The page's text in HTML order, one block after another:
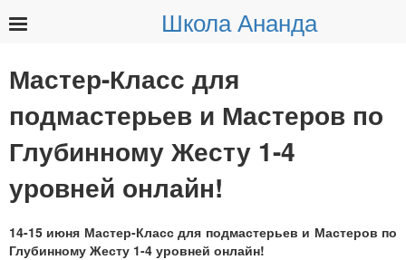
Школа Ананда
Мастер-Класс для
подмастерьев и Мастеров по
Глубинному Жесту 1-4
уровней онлайн!
14-15 июня Мастер-Класс для подмастерьев и Мастеров по
Глубинному Жесту 1-4 уровней онлайн!